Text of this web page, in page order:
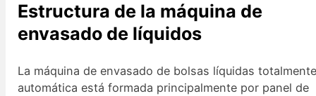
Estructura de la máquina de
envasado de líquidos
La máquina de envasado de bolsas líquidas
automática está formada principalmente por panel de